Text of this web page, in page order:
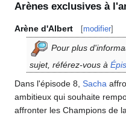
Arènes exclusives à
Arène d'Albert [modifier]
Pour plus
sujet, référez-vous à
Dans l'épisode 8, Sacha
ambitieux qui souhaite
affronter les Champions de